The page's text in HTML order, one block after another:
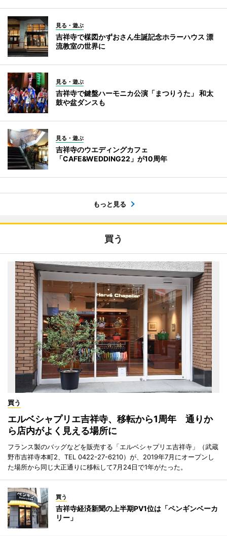
見る・遊ぶ
吉祥寺で楳図かずおさん生誕記念ホラーハウス 漂
流教室の世界に
見る・遊ぶ
吉祥寺で鍵盤ハーモニカ公演「まつりうた」 和太
鼓や盆ダンスも
見る・遊ぶ
吉祥寺のウエディングカフェ
「CAFE&WEDDING22」が10周年
もっと見る
買う
買う
エルベシャプリエ吉祥寺、移転から1周年 通りか
ら店内がよく見える場所に
フランス製のバッグなどを販売する「エルベシャプリエ吉祥寺」（武蔵
野市吉祥寺本町2、TEL 0422-27-6210）が、2019年7月にオープンし
た場所から同じ大正通りに移転して7月24日で1年がたった。
買う
吉祥寺経済新聞の上半期PV1位は「ペンギンベーカ
リー」